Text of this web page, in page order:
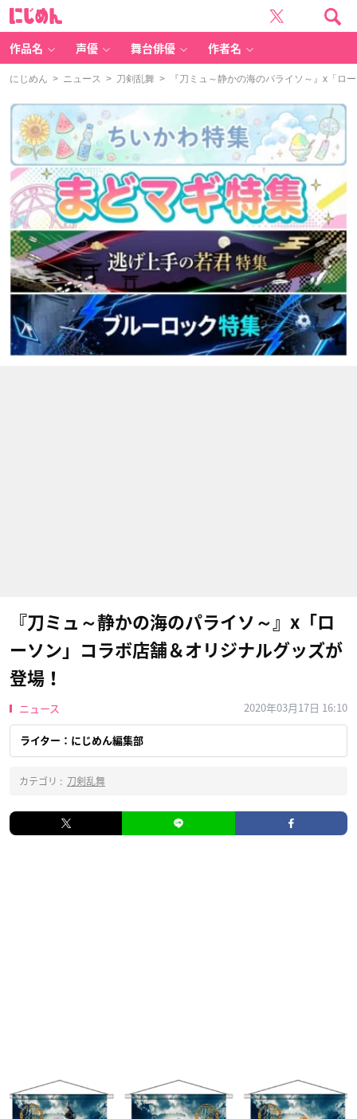
作品名 声優 舞台俳優 作者名
にじめん > ニュース > 刀剣乱舞 > 『刀ミュ～静かの海のパライソ～』x「ロ
『刀ミュ～静かの海のパライソ～』x「ロ
ーソン」コラボ店舗＆オリジナルグッズが
登場！
ニュース 2020年03月17日 16:10
ライター：にじめん編集部
カテゴリ : 刀剣乱舞